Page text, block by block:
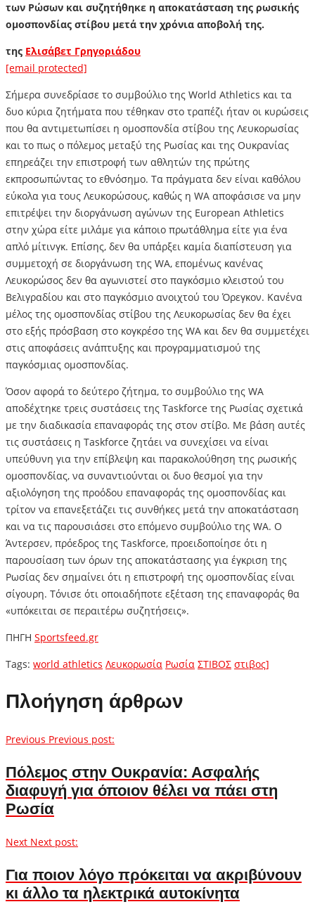
των Ρώσων και συζητήθηκε η αποκατάσταση της ρωσικής
ομοσπονδίας στίβου μετά την χρόνια αποβολή της.
της Ελισάβετ Γρηγοριάδου
[email protected]
Σήμερα συνεδρίασε το συμβούλιο της World Athletics και τα
δυο κύρια ζητήματα που τέθηκαν στο τραπέζι ήταν οι κυρώσεις
που θα αντιμετωπίσει η ομοσπονδία στίβου της Λευκορωσίας
και το πως ο πόλεμος μεταξύ της Ρωσίας και της Ουκρανίας
επηρεάζει την επιστροφή των αθλητών της πρώτης
εκπροσωπώντας το εθνόσημο. Τα πράγματα δεν είναι καθόλου
εύκολα για τους Λευκορώσους, καθώς η WA αποφάσισε να μην
επιτρέψει την διοργάνωση αγώνων της European Athletics
στην χώρα είτε μιλάμε για κάποιο πρωτάθλημα είτε για ένα
απλό μίτινγκ. Επίσης, δεν θα υπάρξει καμία διαπίστευση για
συμμετοχή σε διοργάνωση της WA, επομένως κανένας
Λευκορώσος δεν θα αγωνιστεί στο παγκόσμιο κλειστού του
Βελιγραδίου και στο παγκόσμιο ανοιχτού του Όρεγκον. Κανένα
μέλος της ομοσπονδίας στίβου της Λευκορωσίας δεν θα έχει
στο εξής πρόσβαση στο κογκρέσο της WA και δεν θα συμμετέχει
στις αποφάσεις ανάπτυξης και προγραμματισμού της
παγκόσμιας ομοσπονδίας.
Όσον αφορά το δεύτερο ζήτημα, το συμβούλιο της WA
αποδέχτηκε τρεις συστάσεις της Taskforce της Ρωσίας σχετικά
με την διαδικασία επαναφοράς της στον στίβο. Με βάση αυτές
τις συστάσεις η Taskforce ζητάει να συνεχίσει να είναι
υπεύθυνη για την επίβλεψη και παρακολούθηση της ρωσικής
ομοσπονδίας, να συναντιούνται οι δυο θεσμοί για την
αξιολόγηση της προόδου επαναφοράς της ομοσπονδίας και
τρίτον να επανεξετάζει τις συνθήκες μετά την αποκατάσταση
και να τις παρουσιάσει στο επόμενο συμβούλιο της WA. Ο
Άντερσεν, πρόεδρος της Taskforce, προειδοποίησε ότι η
παρουσίαση των όρων της αποκατάστασης για έγκριση της
Ρωσίας δεν σημαίνει ότι η επιστροφή της ομοσπονδίας είναι
σίγουρη. Τόνισε ότι οποιαδήποτε εξέταση της επαναφοράς θα
«υπόκειται σε περαιτέρω συζητήσεις».
ΠΗΓΗ Sportsfeed.gr
Tags: world athletics Λευκορωσία Ρωσία ΣΤΙΒΟΣ στιβος]
Πλοήγηση άρθρων
Previous Previous post:
Πόλεμος στην Ουκρανία: Ασφαλής
διαφυγή για όποιον θέλει να πάει στη
Ρωσία
Next Next post:
Για ποιον λόγο πρόκειται να ακριβύνουν
κι άλλο τα ηλεκτρικά αυτοκίνητα